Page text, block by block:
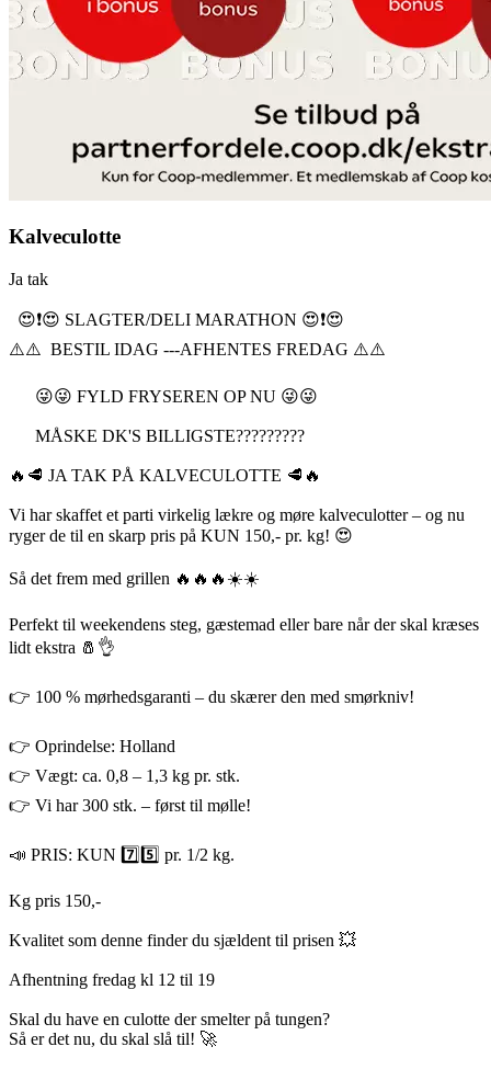
Kalveculotte
Ja tak
😍❗️😍 SLAGTER/DELI MARATHON 😍❗️😍
⚠️⚠️ BESTIL IDAG ---AFHENTES FREDAG ⚠️⚠️
😜😜 FYLD FRYSEREN OP NU 😜😜
MÅSKE DK'S BILLIGSTE?????????
🔥🥩 JA TAK PÅ KALVECULOTTE 🥩🔥
Vi har skaffet et parti virkelig lækre og møre kalveculotter – og nu
ryger de til en skarp pris på KUN 150,- pr. kg! 😍
Så det frem med grillen 🔥🔥🔥☀️☀️
Perfekt til weekendens steg, gæstemad eller bare når der skal kræses
lidt ekstra 🧂👌
👉 100 % mørhedsgaranti – du skærer den med smørkniv!
👉 Oprindelse: Holland
👉 Vægt: ca. 0,8 – 1,3 kg pr. stk.
👉 Vi har 300 stk. – først til mølle!
📣 PRIS: KUN 7️⃣5️⃣ pr. 1/2 kg.
Kg pris 150,-
Kvalitet som denne finder du sjældent til prisen 💥
Afhentning fredag kl 12 til 19
Skal du have en culotte der smelter på tungen?
Så er det nu, du skal slå til! 🚀